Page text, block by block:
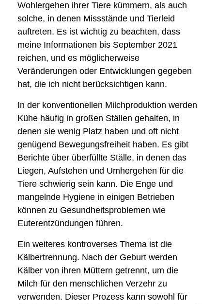
Wohlergehen ihrer Tiere kümmern, als auch
solche, in denen Missstände und Tierleid
auftreten. Es ist wichtig zu beachten, dass
meine Informationen bis September 2021
reichen, und es möglicherweise
Veränderungen oder Entwicklungen gegeben
hat, die ich nicht berücksichtigen kann.
In der konventionellen Milchproduktion werden
Kühe häufig in großen Ställen gehalten, in
denen sie wenig Platz haben und oft nicht
genügend Bewegungsfreiheit haben. Es gibt
Berichte über überfüllte Ställe, in denen das
Liegen, Aufstehen und Umhergehen für die
Tiere schwierig sein kann. Die Enge und
mangelnde Hygiene in einigen Betrieben
können zu Gesundheitsproblemen wie
Euterentzündungen führen.
Ein weiteres kontroverses Thema ist die
Kälbertrennung. Nach der Geburt werden
Kälber von ihren Müttern getrennt, um die
Milch für den menschlichen Verzehr zu
verwenden. Dieser Prozess kann sowohl für